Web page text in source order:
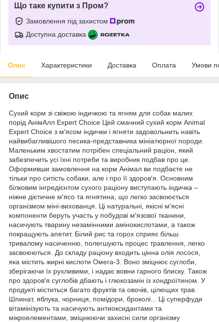
Що таке купити з Пром?
Замовлення під захистом
Доступна доставка
Опис Характеристики Доставка Оплата Умови
Опис
Сухий корм зі свіжою індичкою та ягням для собак малих
порід АнімАлл Expert Choice Цей смачний сухий корм Animal
Expert Choice з м′ясом індички і ягняти задовольнить навіть
найвибагливішого песика-представника мініатюрної породи.
Маленьким хвостатим потрібен спеціальний раціон, який
забезпечить усі їхні потреби та виробник подбав про це.
Оформивши замовлення на корм Анімал ви подбаєте не
тільки про ситість собаки, але і про її здоров′я. Основним
білковим інгредієнтом сухого раціону виступають індичка –
ніжне дієтичне м′ясо та ягнятина, що легко засвоюється
організмом міні-вихованця. Ці натуральні, якісні м′ясні
компоненти беруть участь у побудові м′язової тканини,
насичують тварину незамінними амінокислотами, а також
покращують апетит. Білий рис та горох сприяє більш
тривалому насиченню, полегшують процес травлення, легко
засвоюються. До складу раціону входить цінна олія лосося,
яка містить жирні кислоти Омега-3. Воно зміцнює суглоби,
зберігаючи їх рухливими, і надає вовни гарного блиску. Також
про здоров′я суглобів дбають і глюкозамін із хондроїтином. У
продукті міститься багато фруктів та овочів, цілющих трав.
Шпинат, яблука, чорниця, помідори, броколі... Ці суперфуди
вітамінізують та насичують антиоксидантами та
мікроелементами, зміцнюючи захисні сили організму